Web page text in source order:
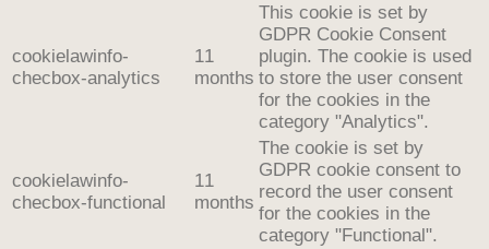
cookielawinfo-
checbox-analytics
11
months
This cookie is set by
GDPR Cookie Consent
plugin. The cookie is used
to store the user consent
for the cookies in the
category "Analytics".
cookielawinfo-
checbox-functional
11
months
The cookie is set by
GDPR cookie consent to
record the user consent
for the cookies in the
category "Functional".